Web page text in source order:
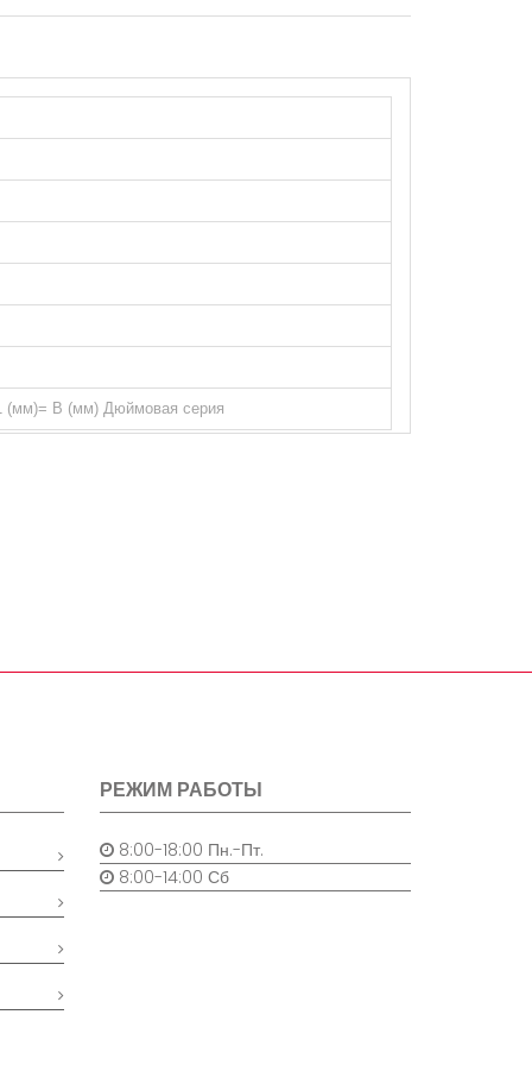
(мм)= B (мм) Дюймовая серия
РЕЖИМ РАБОТЫ
8:00-18:00 Пн.-Пт.
8:00-14:00 Сб